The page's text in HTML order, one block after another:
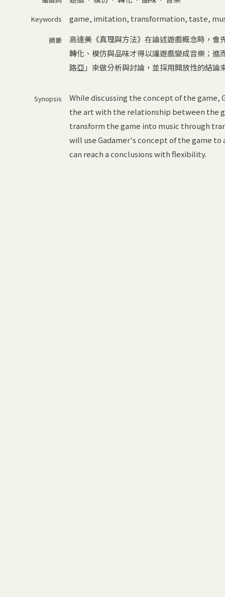
Keywords game, imitation, transformation, taste,
摘要
高達美《真理與方法》在論述遊戲概念時，
轉化、模仿與品味才得以讓遊戲變成音樂；
路亞」來做分析與討論，並採用開放性的結論
Synopsis
While discussing the concept of the
the art with the relationship between the
transform the game into music through
will use Gadamer's concept of the game
can reach a conclusions with flexibility.